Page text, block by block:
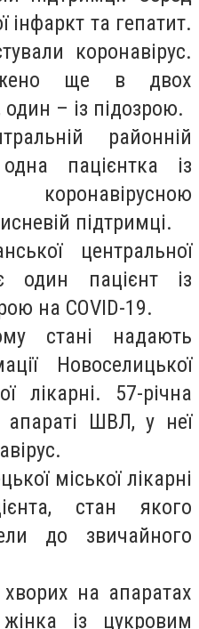
інфаркт та гепатит.
коронавірус.
ще в двох
один – із підозрою.
районній
пацієнтка із
підтримці.
центральної
один пацієнт із
на COVID-19.
стані надають
Новоселицької
лікарні. 57-річна
ШВЛ, у неї
міської лікарні
стан якого
до звичайного
на апаратах
із цукровим